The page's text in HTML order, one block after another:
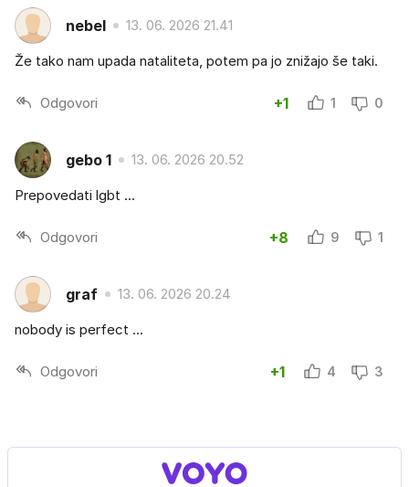
nebel 13. 06. 2026 21.41
Že tako nam upada nataliteta, potem pa jo znižajo še taki.
Odgovori +1 1 0
gebo 1 13. 06. 2026 20.52
Prepovedati lgbt ...
Odgovori +8 9 1
graf 13. 06. 2026 20.24
nobody is perfect ...
Odgovori +1 4 3